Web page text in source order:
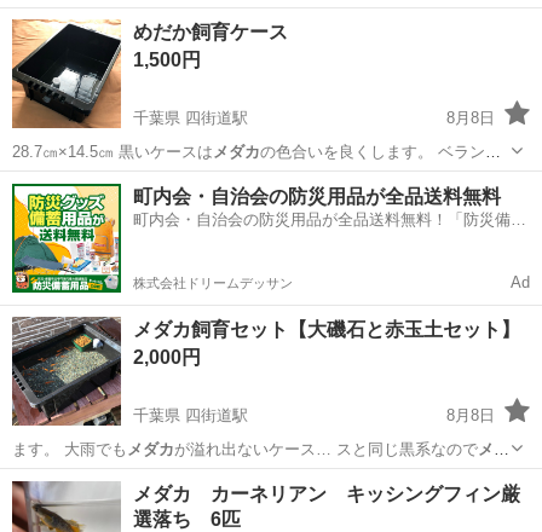
いケース… 微生物が住み着き、メダカのエサになります … 可能 黒い
ケースは
メダカ の色合いを良くしま…
千葉 四街道市 四街道駅
めだか飼育ケース
1,500円
千葉県 四街道駅
8月8日
28.7㎝×14.5㎝ 黒いケースは メダカの色合いを良くします。 ベランダ
や屋…
千葉 四街道市 四街道駅 その他 ケース
町内会・自治会の防災用品が全品送料無料
町内会・自治会の防災用品が全品送料無料！「防災備蓄
株式会社ドリームデッサン Ad
メダカ飼育セット【大磯石と赤玉土セット】
2,000円
千葉県 四街道駅
8月8日
ます。 大雨でも メダカが溢れ出ないケース… スと同じ黒系なのでメダ
カの発色にも適してい… 微生物が住み着き、メダカのエサになりま
す。… きした水を入れれば
メダカを買うことができま… 外用 黒いケ
ースはメダカ の色合いを良くしま…
千葉 四街道市 その他 メダカ
メダカ カーネリアン キッシングフィン厳
選落ち 6匹